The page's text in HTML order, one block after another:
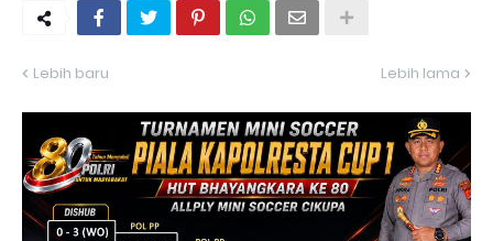
Lebih baru Lebih lama